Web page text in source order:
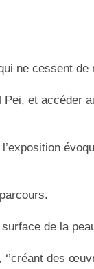
ne cessent
et accéder
de la
des